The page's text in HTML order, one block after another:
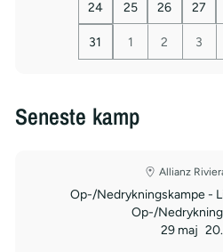
24 25 26 27
31 1 2 3
Seneste kamp
Allianz
Op-/Nedrykningskampe -
Op-/
29 maj